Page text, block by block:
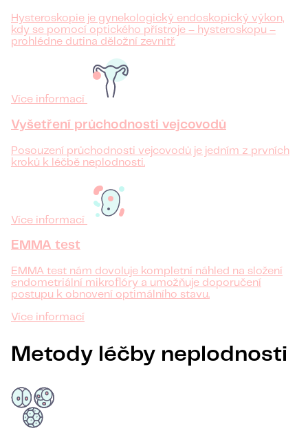
Hysteroskopie je gynekologický endoskopický výkon,
kdy se pomocí optického přístroje – hysteroskopu –
prohlédne dutina děložní zevnitř.
Více informací
Vyšetření průchodnosti vejcovodů
Posouzení průchodnosti vejcovodů je jedním z prvních
kroků k léčbě neplodnosti.
Více informací
EMMA test
EMMA test nám dovoluje kompletní náhled na složení
endometriální mikroflóry a umožňuje doporučení
postupu k obnovení optimálního stavu.
Více informací
Metody léčby neplodnosti